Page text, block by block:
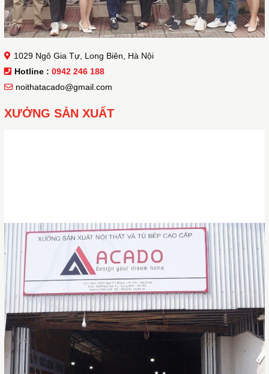
1029 Ngô Gia Tự, Long Biên, Hà Nội
Hotline : 0942 246 188
noithatacado@gmail.com
XƯỞNG SẢN XUẤT